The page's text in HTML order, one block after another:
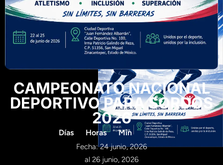
CAMPEONATO NACIONAL
DEPORTIVO PARA SORDOS
2026
Días Horas Min
Fecha: 24 junio, 2026
al 26 junio, 2026